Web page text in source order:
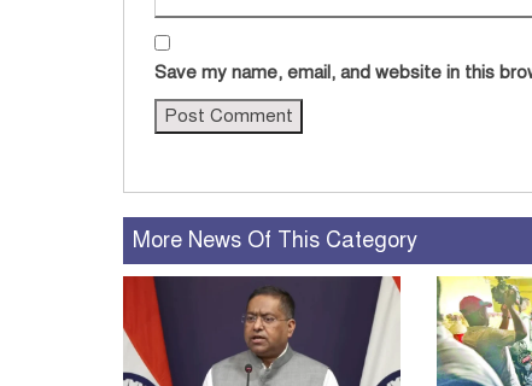
Save my name, email, and website in this
More News Of This Category